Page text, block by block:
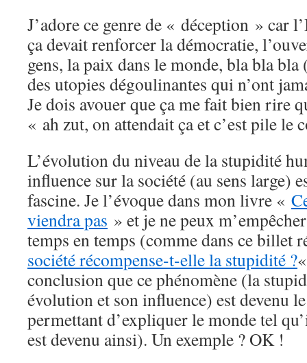
J’adore ce genre de « déception » car
ça devait renforcer la démocratie,
gens, la paix dans le monde, bla bla
des utopies dégoulinantes qui n’ont
Je dois avouer que ça me fait bien rire
« ah zut, on attendait ça et c’est pile
L’évolution du niveau de la stupidité
influence sur la société (au sens large)
fascine. Je l’évoque dans mon livre «
viendra pas » et je ne peux
temps en temps (comme dans ce billet
société récompense-t-elle la stupidité ?
conclusion que ce phénomène (la
évolution et son influence) est devenu
permettant d’expliquer le monde tel
est devenu ainsi). Un exemple ? OK !